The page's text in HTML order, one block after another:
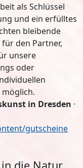
als Schlüssel
und ein erfülltes
bleibende
den Partner,
unsere
oder
in Dresden ·
gutscheine
in die Natur